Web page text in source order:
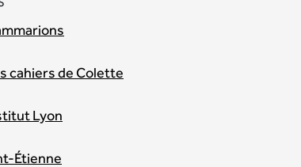
cahiers de Colette
Lyon
Étienne